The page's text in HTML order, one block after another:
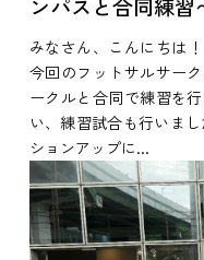
ンパスと合同練習
みなさん、こんにちは
今回のフットサルサー
ークルと合同で練習を
い、練習試合も行いま
ションアップに...